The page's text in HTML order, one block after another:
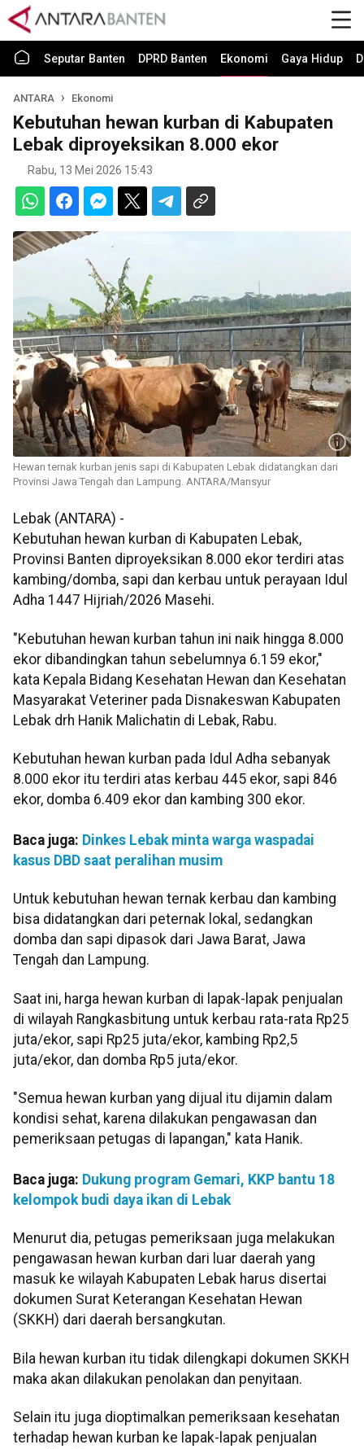
Seputar Banten DPRD Banten Ekonomi Gaya Hidup
ANTARA Ekonomi
Kebutuhan hewan kurban di Kabupaten
Lebak diproyeksikan 8.000 ekor
Rabu, 13 Mei 2026 15:43
Hewan ternak kurban jenis sapi di Kabupaten Lebak didatangkan dari
Provinsi Jawa Tengah dan Lampung. ANTARA/Mansyur
Lebak (ANTARA) -
Kebutuhan hewan kurban di Kabupaten Lebak,
Provinsi Banten diproyeksikan 8.000 ekor terdiri atas
kambing/domba, sapi dan kerbau untuk perayaan Idul
Adha 1447 Hijriah/2026 Masehi.
"Kebutuhan hewan kurban tahun ini naik hingga 8.000
ekor dibandingkan tahun sebelumnya 6.159 ekor,"
kata Kepala Bidang Kesehatan Hewan dan Kesehatan
Masyarakat Veteriner pada Disnakeswan Kabupaten
Lebak drh Hanik Malichatin di Lebak, Rabu.
Kebutuhan hewan kurban pada Idul Adha sebanyak
8.000 ekor itu terdiri atas kerbau 445 ekor, sapi 846
ekor, domba 6.409 ekor dan kambing 300 ekor.
Baca juga: Dinkes Lebak minta warga waspadai
kasus DBD saat peralihan musim
Untuk kebutuhan hewan ternak kerbau dan kambing
bisa didatangkan dari peternak lokal, sedangkan
domba dan sapi dipasok dari Jawa Barat, Jawa
Tengah dan Lampung.
Saat ini, harga hewan kurban di lapak-lapak penjualan
di wilayah Rangkasbitung untuk kerbau rata-rata Rp25
juta/ekor, sapi Rp25 juta/ekor, kambing Rp2,5
juta/ekor, dan domba Rp5 juta/ekor.
"Semua hewan kurban yang dijual itu dijamin dalam
kondisi sehat, karena dilakukan pengawasan dan
pemeriksaan petugas di lapangan," kata Hanik.
Baca juga: Dukung program Gemari, KKP bantu 18
kelompok budi daya ikan di Lebak
Menurut dia, petugas pemeriksaan juga melakukan
pengawasan hewan kurban dari luar daerah yang
masuk ke wilayah Kabupaten Lebak harus disertai
dokumen Surat Keterangan Kesehatan Hewan
(SKKH) dari daerah bersangkutan.
Bila hewan kurban itu tidak dilengkapi dokumen SKKH
maka akan dilakukan penolakan dan penyitaan.
Selain itu juga dioptimalkan pemeriksaan kesehatan
terhadap hewan kurban ke lapak-lapak penjualan